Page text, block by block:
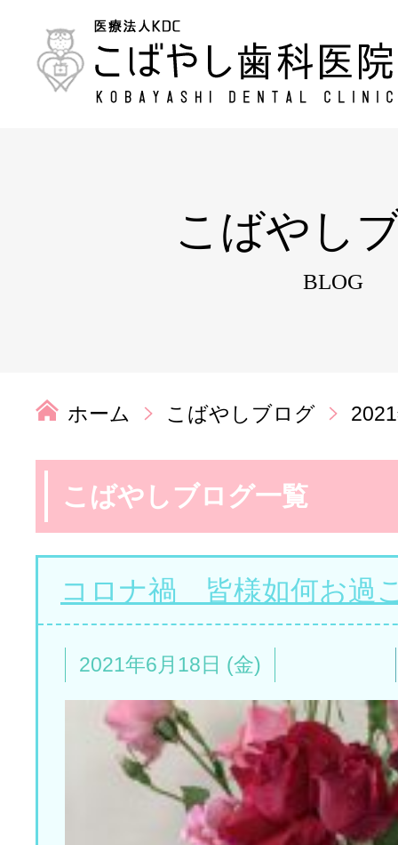
こばやし
BLOG
ホーム こばやしブログ
こばやしブログ一覧
コロナ禍 皆様如何お過
2021年6月18日 (金)